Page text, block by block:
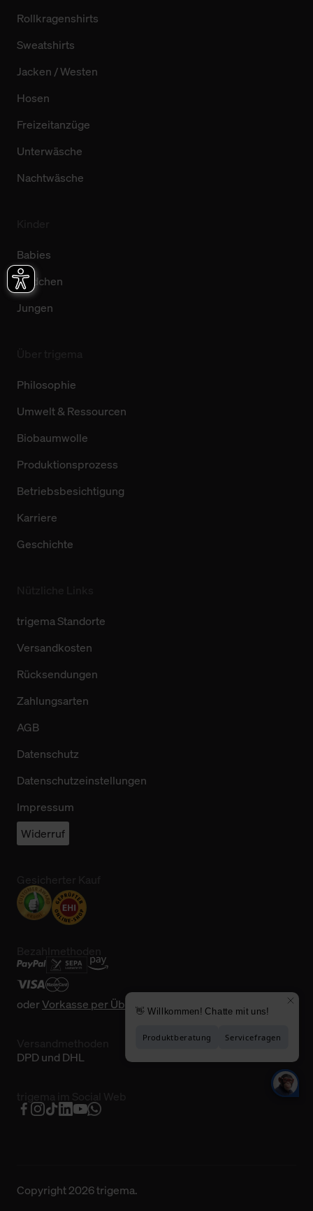
Rollkragenshirts
Sweatshirts
Jacken / Westen
Hosen
Freizeitanzüge
Unterwäsche
Nachtwäsche
Babies
Mädchen
Jungen
Philosophie
Umwelt & Ressourcen
Biobaumwolle
Produktionsprozess
Betriebsbesichtigung
Karriere
Geschichte
trigema Standorte
Versandkosten
Rücksendungen
Zahlungsarten
AGB
Datenschutz
Datenschutzeinstellungen
Impressum
Widerruf
oderVorkasse per Überweisung
DPD und DHL
Copyright 2026 trigema.